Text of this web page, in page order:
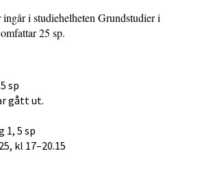
i studiehelheten Grundstudier i
25 sp.
sp
gått ut.
1, 5 sp
kl 17–20.15